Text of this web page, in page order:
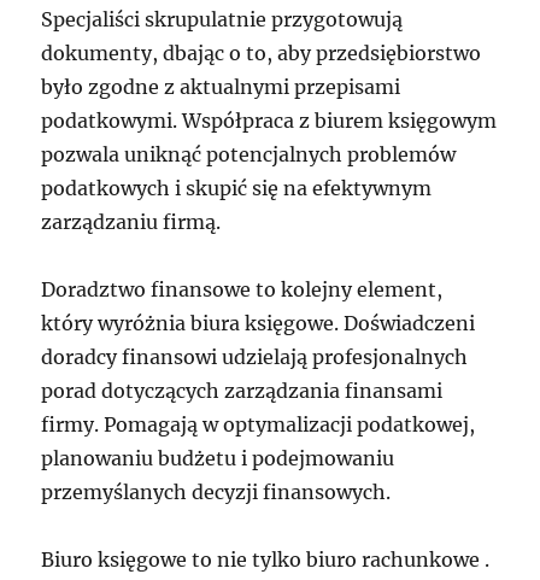
Specjaliści skrupulatnie przygotowują
dokumenty, dbając o to, aby przedsiębiorstwo
było zgodne z aktualnymi przepisami
podatkowymi. Współpraca z biurem księgowym
pozwala uniknąć potencjalnych problemów
podatkowych i skupić się na efektywnym
zarządzaniu firmą.
Doradztwo finansowe to kolejny element,
który wyróżnia biura księgowe. Doświadczeni
doradcy finansowi udzielają profesjonalnych
porad dotyczących zarządzania finansami
firmy. Pomagają w optymalizacji podatkowej,
planowaniu budżetu i podejmowaniu
przemyślanych decyzji finansowych.
Biuro księgowe to nie tylko biuro rachunkowe .